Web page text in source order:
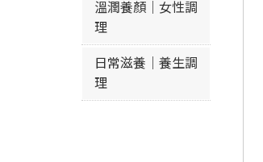
溫潤養顏｜女性調
理
日常滋養｜養生調
理